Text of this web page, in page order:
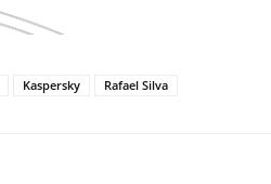
Kaspersky Rafael Silva